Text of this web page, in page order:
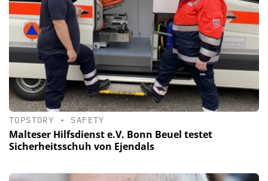
TOPSTORY • SAFETY
Malteser Hilfsdienst e.V. Bonn Beuel testet
Sicherheitsschuh von Ejendals